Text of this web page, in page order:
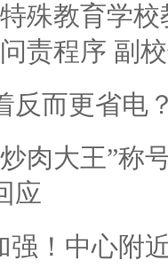
殊教育学
责程序 副
反而更省电
肉大王”称
应
强！中心附